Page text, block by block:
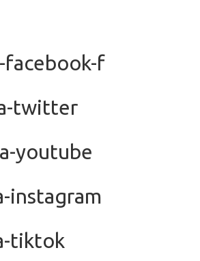
facebook-f
twitter
youtube
instagram
tiktok